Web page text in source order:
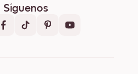
Síguenos